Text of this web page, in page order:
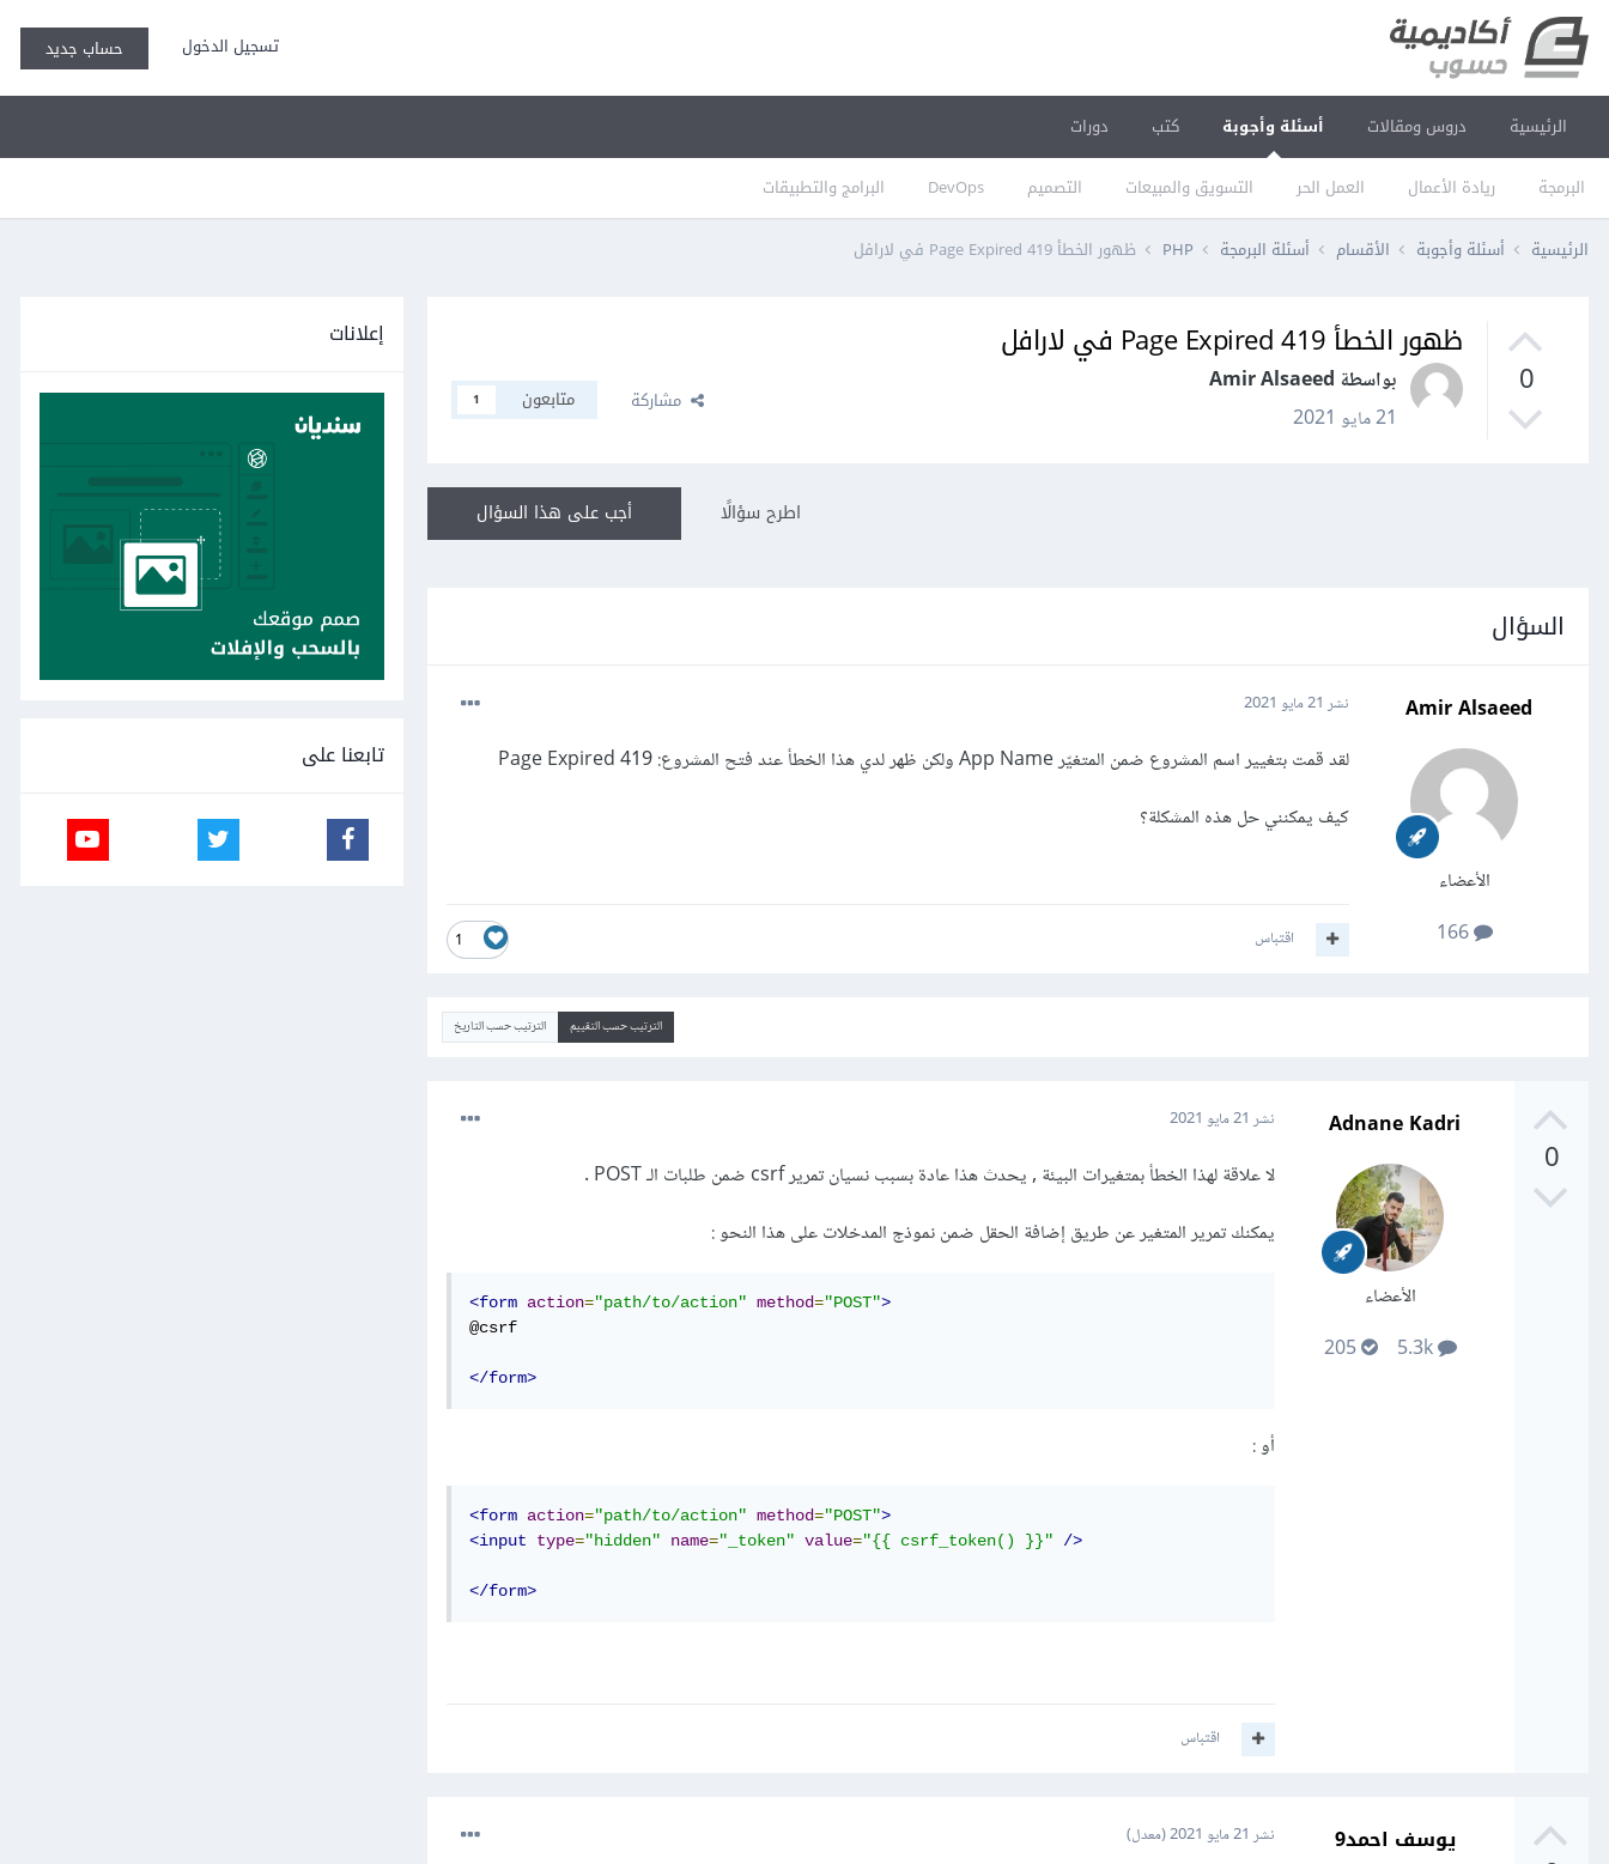
تسجيل الدخول حساب جديد
الرئيسية دروس ومقالات أسئلة وأجوبة
البرمجة ريادة الأعمال العمل الحر التسويق والمبيعات التصميم DevOps البرامج والتطبيقات
كتب دورات
الرئيسية أسئلة وأجوبة الأقسام أسئلة البرمجة PHP ظهور الخطأ Page Expired 419 في لارافل
0
ظهور الخطأ Page Expired 419 في لارافل
بواسطة Amir Alsaeed
21 مايو 2021
مشاركة متابعون 1
أجب على هذا السؤال اطرح سؤالًا
السؤال
Amir Alsaeed
الأعضاء
166
نشر 21 مايو 2021
لقد قمت بتغيير اسم المشروع ضمن المتغيّر App Name ولكن ظهر لدي هذا الخطأ عند فتح المشروع: 419 Page Expired
كيف يمكنني حل هذه المشكلة؟
1 اقتباس
الترتيب حسب التقييم الترتيب حسب التاريخ
0
Adnane Kadri
الأعضاء
5.3k
205
نشر 21 مايو 2021
لا علاقة لهذا الخطأ بمتغيرات البيئة , يحدث هذا عادة بسبب نسيان تمرير csrf ضمن طلبات الـ POST .
يمكنك تمرير المتغير عن طريق إضافة الحقل ضمن نموذج المدخلات على هذا النحو :
<form action="path/to/action" method="POST">
@csrf
</form>
أو :
<form action="path/to/action" method="POST">
<input
type="hidden" name="_token" value="{{ csrf_token() }}" />
</form>
اقتباس
يوسف احمد9 نشر 21 مايو 2021 (معدل)
إعلانات
تابعنا على